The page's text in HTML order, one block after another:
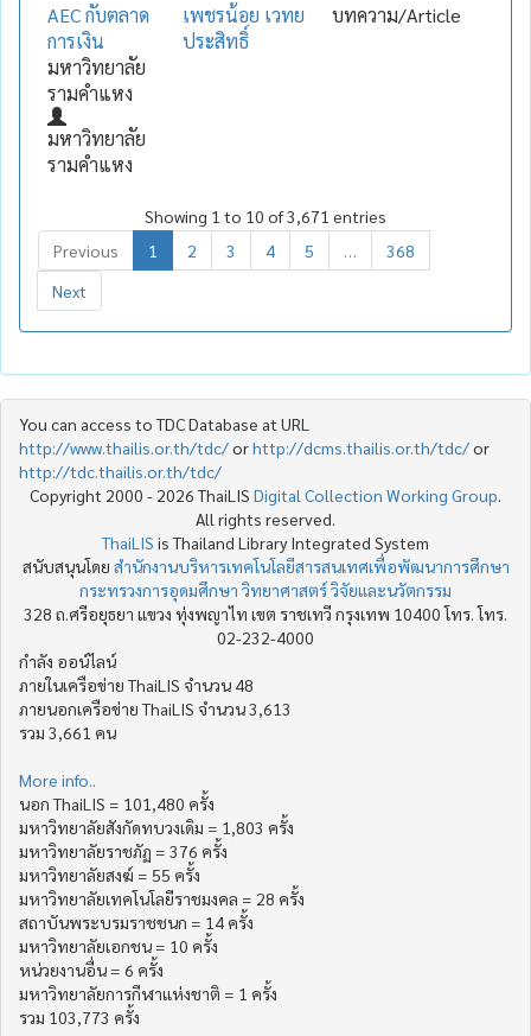
AEC กับตลาด
การเงิน
มหาวิทยาลัย
รามคำแหง
มหาวิทยาลัย
รามคำแหง
เพชรน้อย เวทย
ประสิทธิ์
บทความ/Article
Showing 1 to 10 of 3,671 entries
Previous
1 2 3 4 5
368
Next
You can access to TDC Database at URL
http://www.thailis.or.th/tdc/orhttp://dcms.thailis.or.th/tdc/or
http://tdc.thailis.or.th/tdc/
Copyright 2000 - 2026 ThaiLIS Digital Collection Working Group
All rights reserved.
ThaiLIS is Thailand Library Integrated System
สนับสนุนโดย สำนักงานบริหารเทคโนโลยีสารสนเทศเพื่อพัฒนาการศึกษา
กระทรวงการอุดมศึกษา วิทยาศาสตร์ วิจัยและนวัตกรรม
328 ถ.ศรีอยุธยา แขวง ทุ่งพญาไท เขต ราชเทวี กรุงเทพ 10400 โทร. โทร.
02-232-4000
กำลัง ออน์ไลน์
ภายในเครือข่าย ThaiLIS จำนวน 48
ภายนอกเครือข่าย ThaiLIS จำนวน 3,613
รวม 3,661 คน
More info..
นอก ThaiLIS = 101,480 ครั้ง
มหาวิทยาลัยสังกัดทบวงเดิม = 1,803 ครั้ง
มหาวิทยาลัยราชภัฏ = 376 ครั้ง
มหาวิทยาลัยสงฆ์ = 55 ครั้ง
มหาวิทยาลัยเทคโนโลยีราชมงคล = 28 ครั้ง
สถาบันพระบรมราชชนก = 14 ครั้ง
มหาวิทยาลัยเอกชน = 10 ครั้ง
หน่วยงานอื่น = 6 ครั้ง
มหาวิทยาลัยการกีฬาแห่งชาติ = 1 ครั้ง
รวม 103,773 ครั้ง